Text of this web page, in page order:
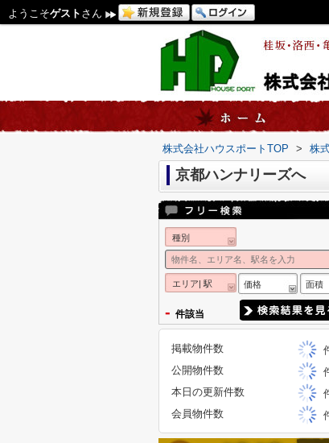
ようこそゲスト さん
株式会社ハウスポートTOP > 株
京都ハンナリーズへ
種別
エリア| 駅 価格 面積
- 件該当
掲載物件数
公開物件数
本日の更新件数
会員物件数